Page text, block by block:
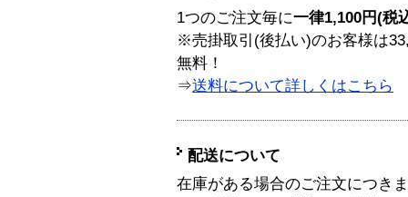
1つのご注文毎に一律1,100円(税
※売掛取引(後払い)のお客様は
無料！
⇒送料について詳しくはこちら
配送について
在庫がある場合のご注文につき